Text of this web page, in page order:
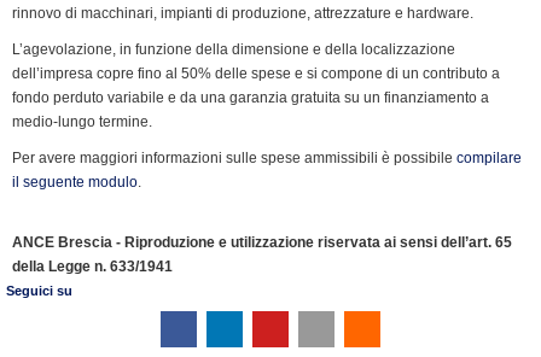
k
n
p
m
k
i
e
n
d
y
rinnovo di macchinari, impianti di produzione, attrezzature e hardware.
L’agevolazione, in funzione della dimensione e della localizzazione
dell’impresa copre fino al 50% delle spese e si compone di un contributo a
fondo perduto variabile e da una garanzia gratuita su un finanziamento a
medio-lungo termine.
Per avere maggiori informazioni sulle spese ammissibili è possibile compilare
il seguente modulo.
ANCE Brescia - Riproduzione e utilizzazione riservata ai sensi dell’art. 65
della Legge n. 633/1941
Seguici su